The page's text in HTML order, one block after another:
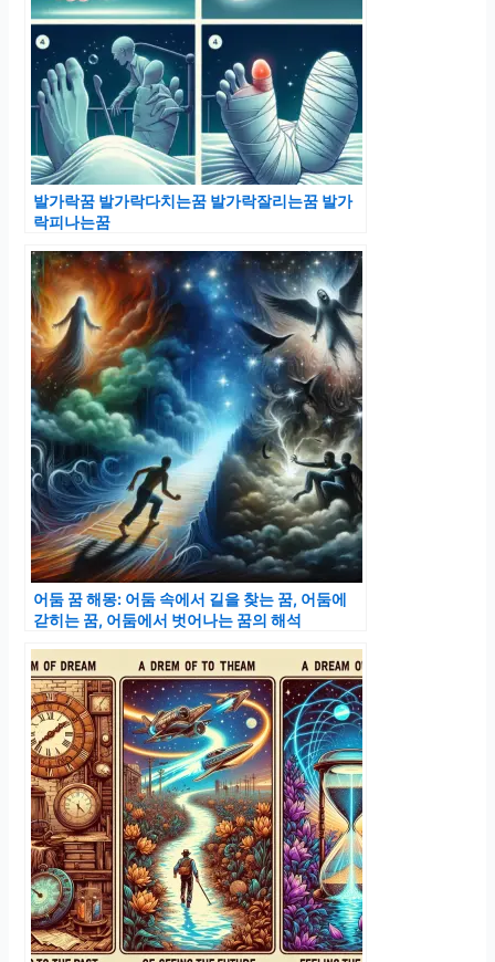
발가락꿈 발가락다치는꿈 발가락잘리는꿈 발가
락피나는꿈
어둠 꿈 해몽: 어둠 속에서 길을 찾는 꿈, 어둠에
갇히는 꿈, 어둠에서 벗어나는 꿈의 해석